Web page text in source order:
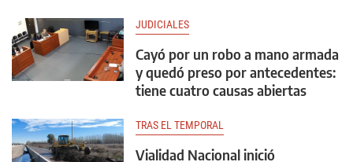
JUDICIALES
Cayó por un robo a mano armada
y quedó preso por antecedentes:
tiene cuatro causas abiertas
TRAS EL TEMPORAL
Vialidad Nacional inició